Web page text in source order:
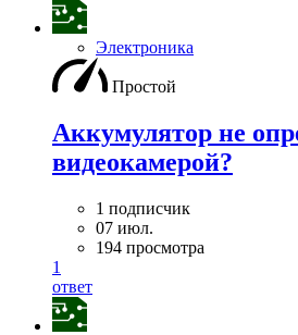
Электроника
Простой
Аккумулятор не
видеокамерой?
1 подписчик
07 июл.
194 просмотра
1
ответ